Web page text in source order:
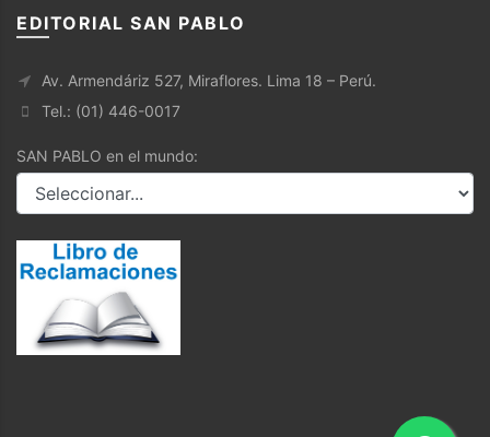
EDITORIAL SAN PABLO
Av. Armendáriz 527, Miraflores. Lima 18 – Perú.
Tel.: (01) 446-0017
SAN PABLO en el mundo: